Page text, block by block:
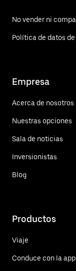
No vender ni
Política de datos de
Empresa
Acerca de nosotros
Nuestras opciones
Sala de noticias
Inversionistas
Blog
Productos
Viaje
Conduce con la